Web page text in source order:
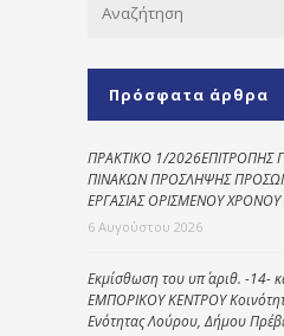
Πρόσφατα άρθρα
ΠΡΑΚΤΙΚΟ 1/2026ΕΠΙΤΡΟΠΗΣ
ΠΙΝΑΚΩΝ ΠΡΟΣΛΗΨΗΣ
ΕΡΓΑΣΙΑΣ ΟΡΙΣΜΕΝΟΥ
6 Αυγούστου 2026
Εκμίσθωση του υπ΄ αριθ. -14-
ΕΜΠΟΡΙΚΟΥ ΚΕΝΤΡΟΥ
Ενότητας Λούρου, Δήμου